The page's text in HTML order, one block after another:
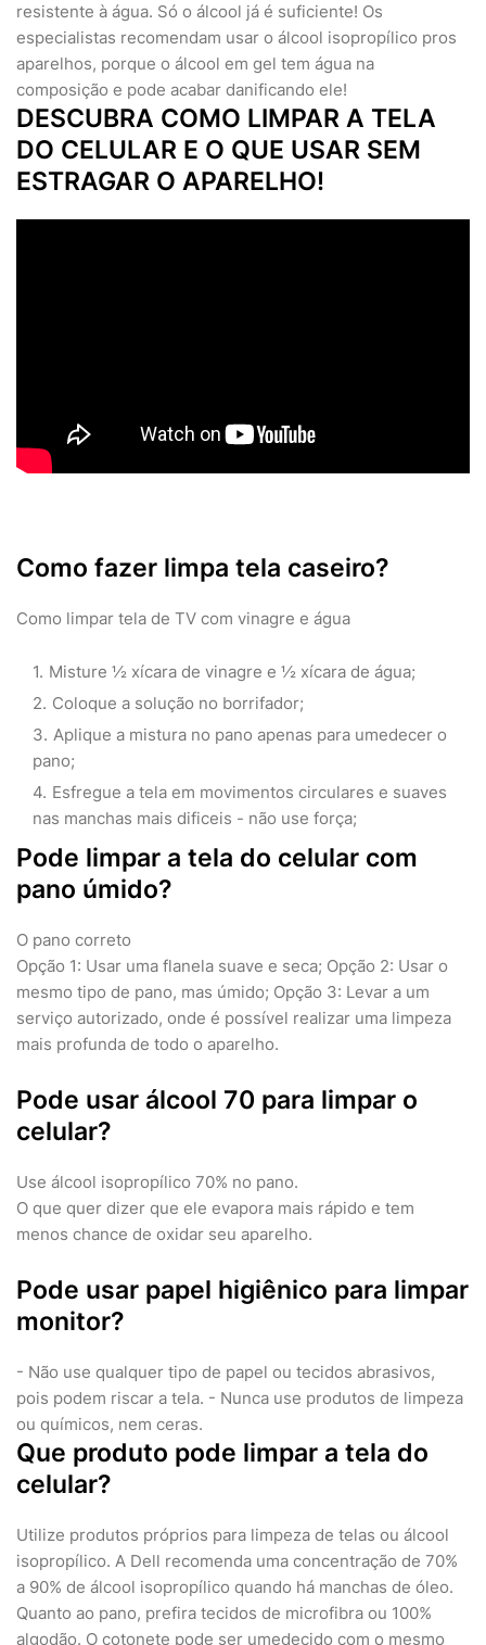
resistente à água. Só o álcool já é suficiente! Os
especialistas recomendam usar o álcool isopropílico pros
aparelhos, porque o álcool em gel tem água na
composição e pode acabar danificando ele!
DESCUBRA COMO LIMPAR A TELA
DO CELULAR E O QUE USAR SEM
ESTRAGAR O APARELHO!
Como fazer limpa tela caseiro?
Como limpar tela de TV com vinagre e água
Misture ½ xícara de vinagre e ½ xícara de água;
Coloque a solução no borrifador;
Aplique a mistura no pano apenas para umedecer o
pano;
Esfregue a tela em movimentos circulares e suaves
nas manchas mais dificeis - não use força;
Pode limpar a tela do celular com
pano úmido?
O pano correto
Opção 1: Usar uma flanela suave e seca; Opção 2: Usar o
mesmo tipo de pano, mas úmido; Opção 3: Levar a um
serviço autorizado, onde é possível realizar uma limpeza
mais profunda de todo o aparelho.
Pode usar álcool 70 para limpar o
celular?
Use álcool isopropílico 70% no pano.
O que quer dizer que ele evapora mais rápido e tem
menos chance de oxidar seu aparelho.
Pode usar papel higiênico para limpar
monitor?
- Não use qualquer tipo de papel ou tecidos abrasivos,
pois podem riscar a tela. - Nunca use produtos de limpeza
ou químicos, nem ceras.
Que produto pode limpar a tela do
celular?
Utilize produtos próprios para limpeza de telas ou álcool
isopropílico. A Dell recomenda uma concentração de 70%
a 90% de álcool isopropílico quando há manchas de óleo.
Quanto ao pano, prefira tecidos de microfibra ou 100%
algodão. O cotonete pode ser umedecido com o mesmo